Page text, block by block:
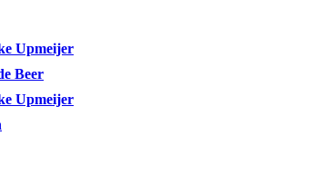
Upmeijer
Beer
Upmeijer